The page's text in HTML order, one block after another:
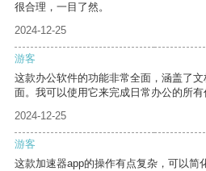
很合理，一目了然。
2024-12-25
游客
这款办公软件的功能非常全面，涵盖了
面。我可以使用它来完成日常办公的所有
2024-12-25
游客
这款加速器app的操作有点复杂，可以简